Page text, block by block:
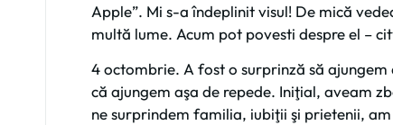
Apple”. Mi s-a îndeplinit visul! De mică
multă lume. Acum pot povesti despre el –
4 octombrie. A fost o surprinză să ajungem
că ajungem aşa de repede. Iniţial, aveam
ne surprindem familia, iubiţii şi prietenii,